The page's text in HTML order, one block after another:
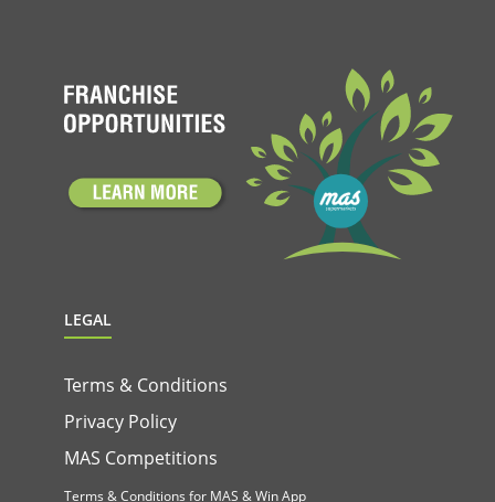
LEGAL
Terms & Conditions
Privacy Policy
MAS Competitions
Terms & Conditions for MAS & Win App